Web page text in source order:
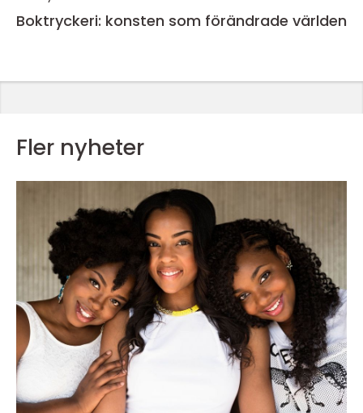
Boktryckeri: konsten som förändrade världen
Fler nyheter